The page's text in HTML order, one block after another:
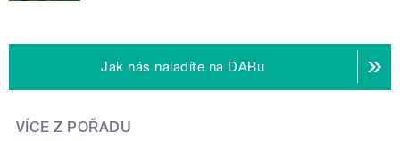
Jak nás naladíte na DABu
VÍCE Z POŘADU